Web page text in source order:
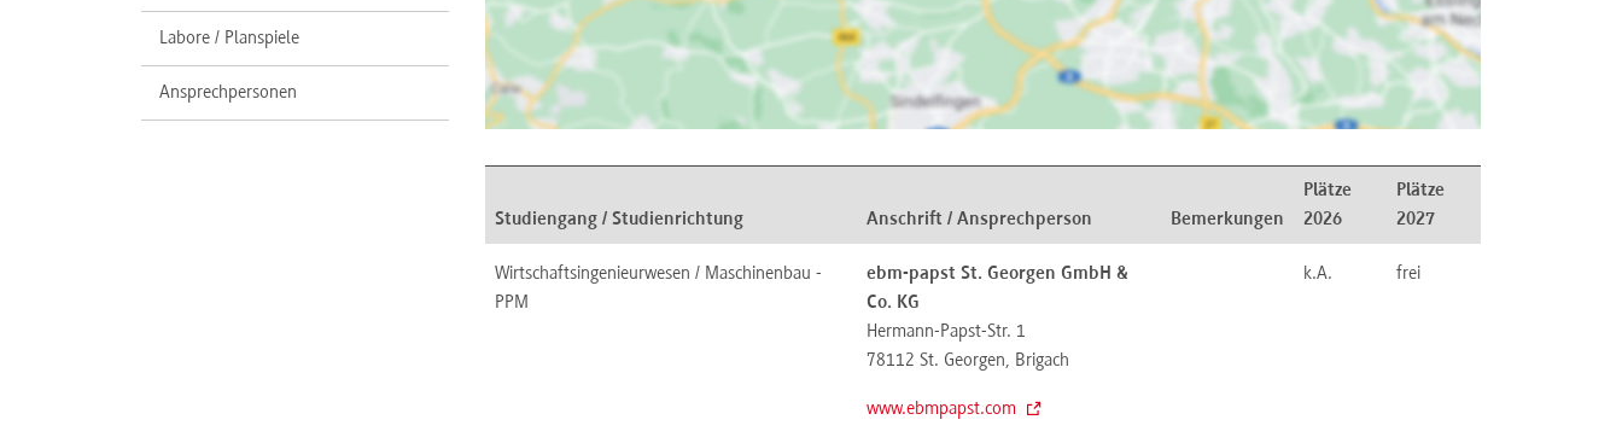
Labore / Planspiele
Ansprechpersonen
Studiengang / Studienrichtung Anschrift / Ansprechperson Bemerkungen
Plätze
2026
Plätze
2027
Wirtschaftsingenieurwesen / Maschinenbau -
PPM
ebm-papst St. Georgen GmbH &
Co. KG
Hermann-Papst-Str. 1
78112 St. Georgen, Brigach
www.ebmpapst.com
k.A. frei